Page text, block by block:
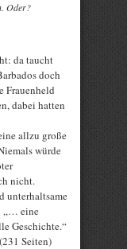
Oder?
da taucht
doch
Frauenheld
dabei hatten
allzu große
würde
nicht.
unterhaltsame
„… eine
Geschichte.“
Seiten)